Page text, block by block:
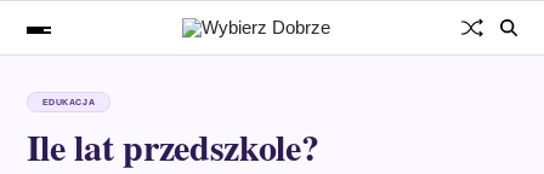
EDUKACJA
Ile lat przedszkole?